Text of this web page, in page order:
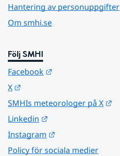
Hantering av personuppgifter
Om smhi.se
Följ SMHI
Facebook
X
SMHIs meteorologer på X
Linkedin
Instagram
Policy för sociala medier